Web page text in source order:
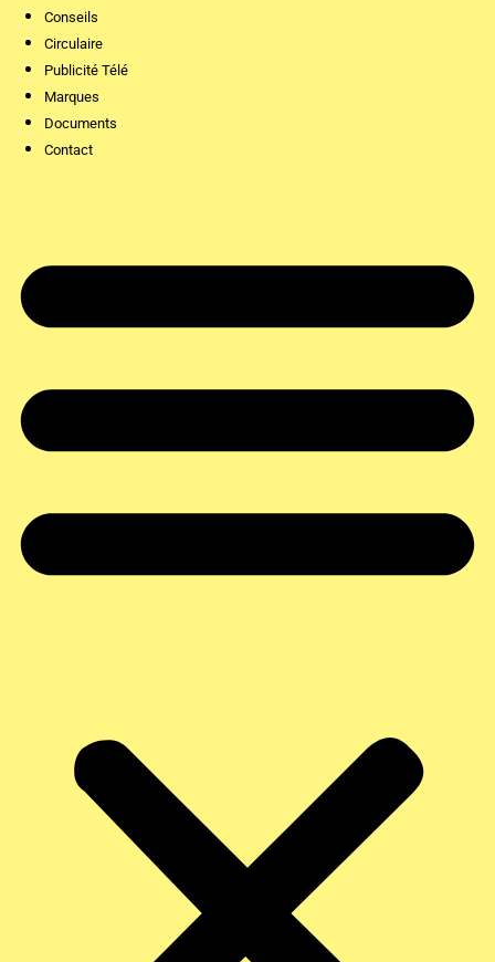
Conseils
Circulaire
Publicité Télé
Marques
Documents
Contact